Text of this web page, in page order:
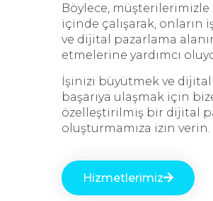
Böylece,
içinde çalışarak,
ve dijital pazarlama
etmelerine yardımcı
İşinizi büyütmek ve
başarıya ulaşmak için
özelleştirilmiş bir dijital
oluşturmamıza izin verin.
Hizmetlerimiz